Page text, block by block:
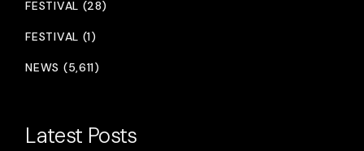
FESTIVAL (28)
FESTIVAL (1)
NEWS (5,611)
Latest Posts